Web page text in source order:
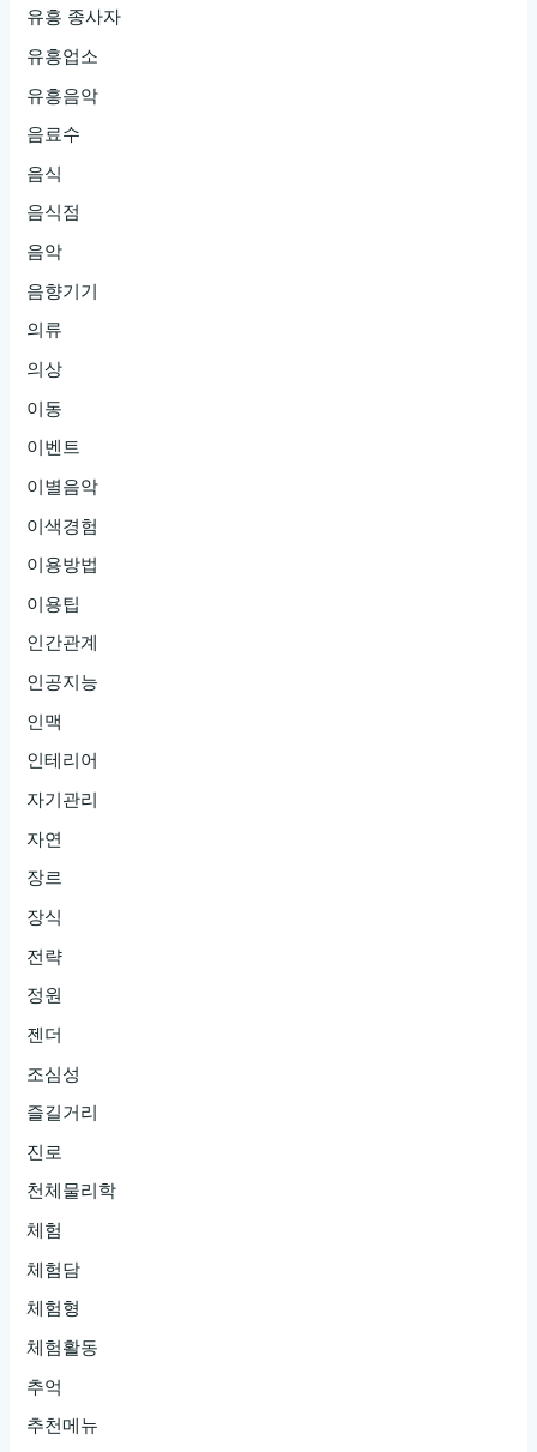
유흥 종사자
유흥업소
유흥음악
음료수
음식
음식점
음악
음향기기
의류
의상
이동
이벤트
이별음악
이색경험
이용방법
이용팁
인간관계
인공지능
인맥
인테리어
자기관리
자연
장르
장식
전략
정원
젠더
조심성
즐길거리
진로
천체물리학
체험
체험담
체험형
체험활동
추억
추천메뉴